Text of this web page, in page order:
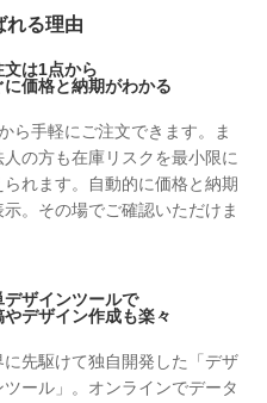
れる理由
文は1点から
に価格と納期がわかる
ら手軽にご注文できます。ま
人の方も在庫リスクを最小限に
られます。自動的に価格と納期
示。その場でご確認いただけま
デザインツールで
やデザイン作成も楽々
に先駆けて独自開発した「デザ
ツール」。オンラインでデータ